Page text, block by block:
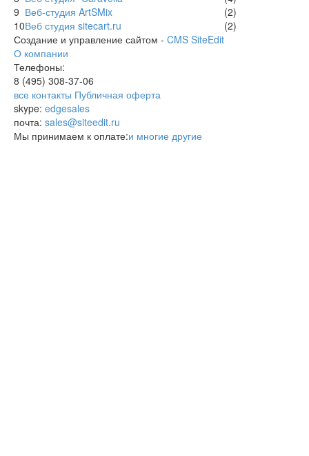
9 Веб-студия ArtSMix
(2)
10Веб студия sitecart.ru
(2)
Создание и управление сайтом - CMS SiteEdit
О компании
Телефоны:
8 (495) 308-37-06
все контакты Публичная оферта
skype: edgesales
почта: sales@siteedit.ru
Мы принимаем к оплате:и многие другие